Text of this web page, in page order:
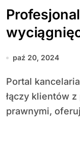
warto
paź 20, 2024
Portal kancelariaradcyprawni.pl to miejsce, które
łączy klientów
prawnymi,